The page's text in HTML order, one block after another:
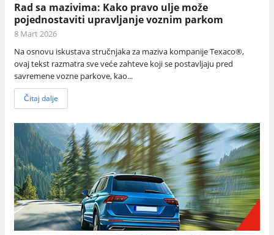
Rad sa mazivima: Kako pravo ulje može
pojednostaviti upravljanje voznim parkom
8 Mart 2026
Na osnovu iskustava stručnjaka za maziva kompanije Texaco®,
ovaj tekst razmatra sve veće zahteve koji se postavljaju pred
savremene vozne parkove, kao...
Čitaj dalje